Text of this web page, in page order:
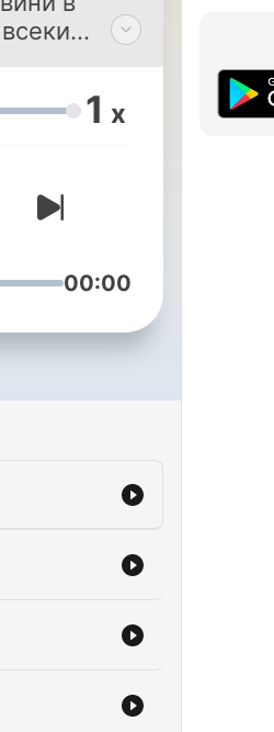
1 x
00:00